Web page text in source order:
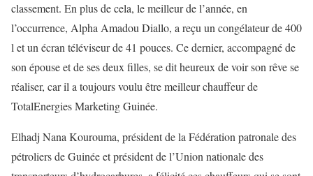
classement. En plus de cela, le meilleur de l’année, en
l’occurrence, Alpha Amadou Diallo, a reçu un congélateur de 400
l et un écran téléviseur de 41 pouces. Ce dernier, accompagné de
son épouse et de ses deux filles, se dit heureux de voir son rêve se
réaliser, car il a toujours voulu être meilleur chauffeur de
TotalEnergies Marketing Guinée.
Elhadj Nana Kourouma, président de la Fédération patronale des
pétroliers de Guinée et président de l’Union nationale des